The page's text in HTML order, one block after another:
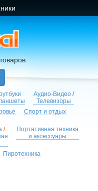
Аудио-Видео/
Телевизоры
Спорт и отдых
/
Портативная техника
и аксессуары
Пиротехника